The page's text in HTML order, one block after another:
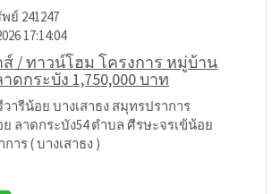
241247
17:14:04
ส์ / ทาวน์โฮม โครงการ หมู่บ้าน
ดกระบัง 1,750,000 บาท
ารีน้อย บางเสาธง สมุทรปราการ
ลาดกระบัง54 ตำบล ศีรษะจรเข้น้อย
าร ( บางเสาธง )